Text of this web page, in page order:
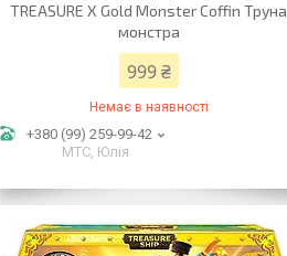
TREASURE X Gold Monster Coffin Труна
монстра
999 ₴
Немає в наявності
+380 (99) 259-99-42
МТС, Юлія